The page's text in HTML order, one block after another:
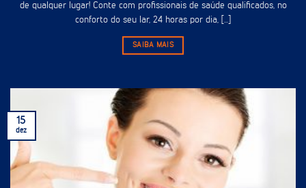
de qualquer lugar! Conte com profissionais de saúde qualificados, no
conforto do seu lar, 24 horas por dia, [...]
SAIBA MAIS
15
dez